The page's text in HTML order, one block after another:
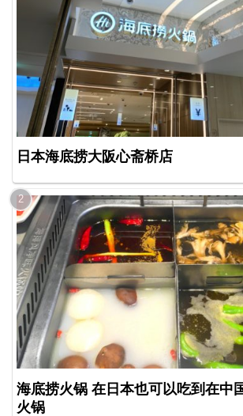
日本海底捞大阪心斋桥店
海底捞火锅 在日本也可以吃到在中
火锅